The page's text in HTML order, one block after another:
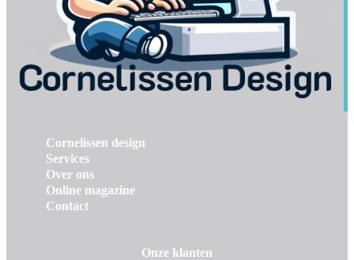
Cornelissen design
Services
Over ons
Online magazine
Contact
Onze klanten